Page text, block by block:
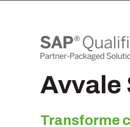
Avvale
Transforme